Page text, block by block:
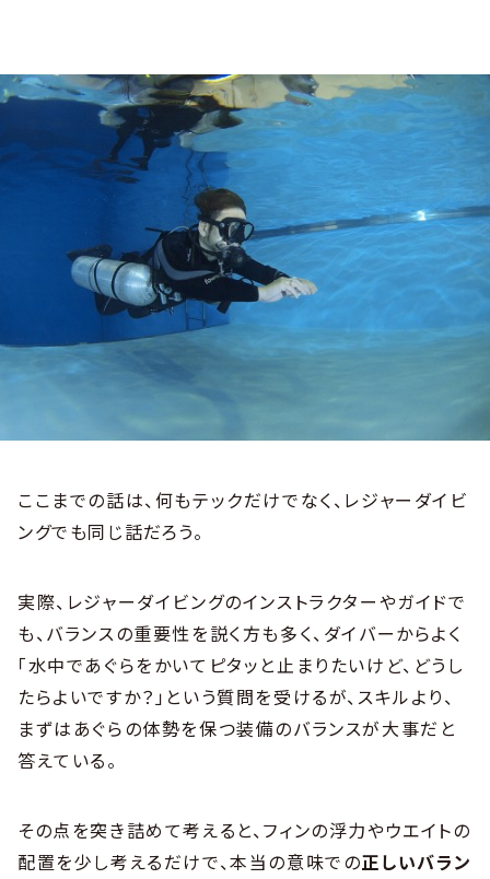
ここまでの話は、何もテックだけでなく、レジャーダイビ
ングでも同じ話だろう。
実際、レジャーダイビングのインストラクターやガイドで
も、バランスの重要性を説く方も多く、ダイバーからよく
「水中であぐらをかいてピタッと止まりたいけど、どうし
たらよいですか？」という質問を受けるが、スキルより、
まずはあぐらの体勢を保つ装備のバランスが大事だと
答えている。
その点を突き詰めて考えると、フィンの浮力やウエイトの
配置を少し考えるだけで、本当の意味での正しいバラン